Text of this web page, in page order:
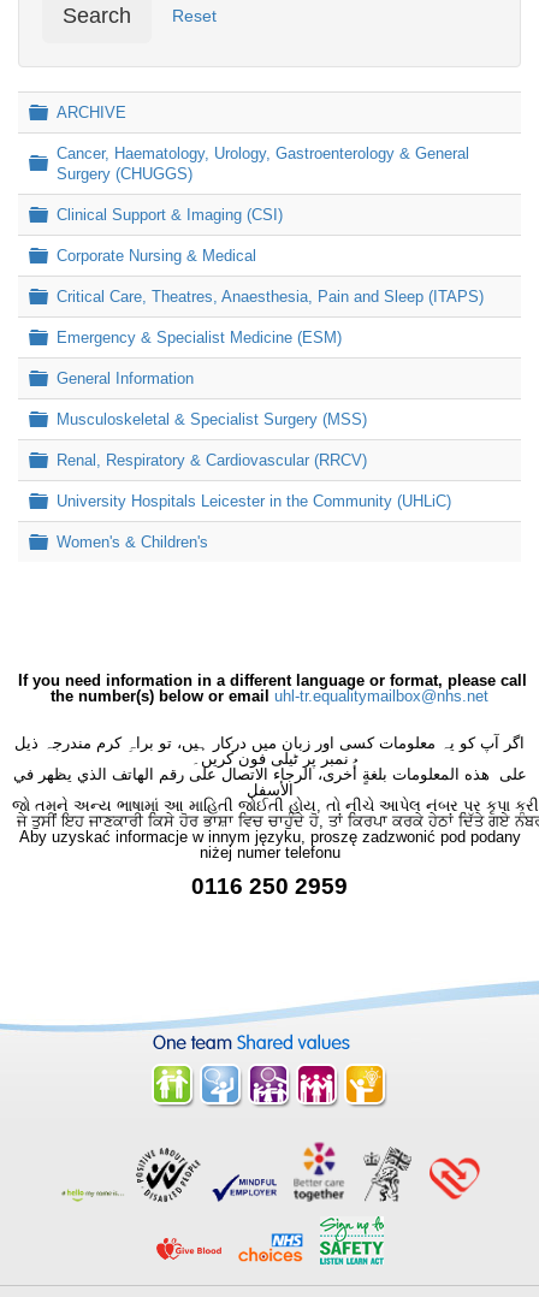
Search Reset
Folder
ARCHIVE
Folder
Cancer, Haematology, Urology, Gastroenterology & General
Surgery (CHUGGS)
Folder
Clinical Support & Imaging (CSI)
Folder
Corporate Nursing & Medical
Folder
Critical Care, Theatres, Anaesthesia, Pain and Sleep (ITAPS)
Folder
Emergency & Specialist Medicine (ESM)
Folder
General Information
Folder
Musculoskeletal & Specialist Surgery (MSS)
Folder
Renal, Respiratory & Cardiovascular (RRCV)
Folder
University Hospitals Leicester in the Community (UHLiC)
Folder
Women's & Children's
If you need information in a different language or format, please call
the number(s) below or email uhl-tr.equalitymailbox@nhs.net
اگر آپ کو یہ معلومات کسی اور زبان میں درکار ہیں، تو براہِ کرم مندرجہ ذیل
نمبر پر ٹیلی فون کریں۔
على هذه المعلومات بلغةٍ أُخرى، الرجاء الاتصال على رقم الهاتف الذي يظهر في
الأسفل
જો તમને અન્ય ભાષામાં આ માહિતી જોઈતી હોય, તો નીચે આપેલ નંબર પર કૃપા કરી
ਜੇ ਤੁਸੀਂ ਇਹ ਜਾਣਕਾਰੀ ਕਿਸੇ ਹੋਰ ਭਾਸ਼ਾ ਵਿਚ ਚਾਹੁੰਦੇ ਹੋ, ਤਾਂ ਕਿਰਪਾ ਕਰਕੇ ਹੇਠਾਂ ਦਿੱਤੇ ਗਏ
Aby uzyskać informacje w innym języku, proszę zadzwonić pod podany
niżej numer telefonu
0116 250 2959